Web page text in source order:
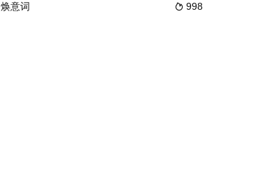
 998
焕意词